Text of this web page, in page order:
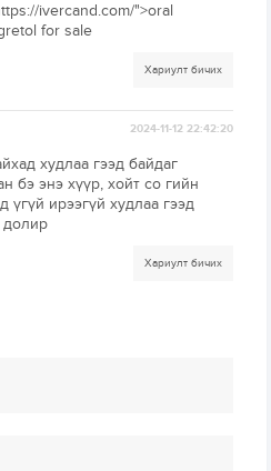
ivercand.com/">oral
for sale
Хариулт бичих
2024-11-12 22:42:20
худлаа гээд байдаг
бэ энэ хүүр, хойт со гийн
үгүй ирээгүй худлаа гээд
долир
Хариулт бичих